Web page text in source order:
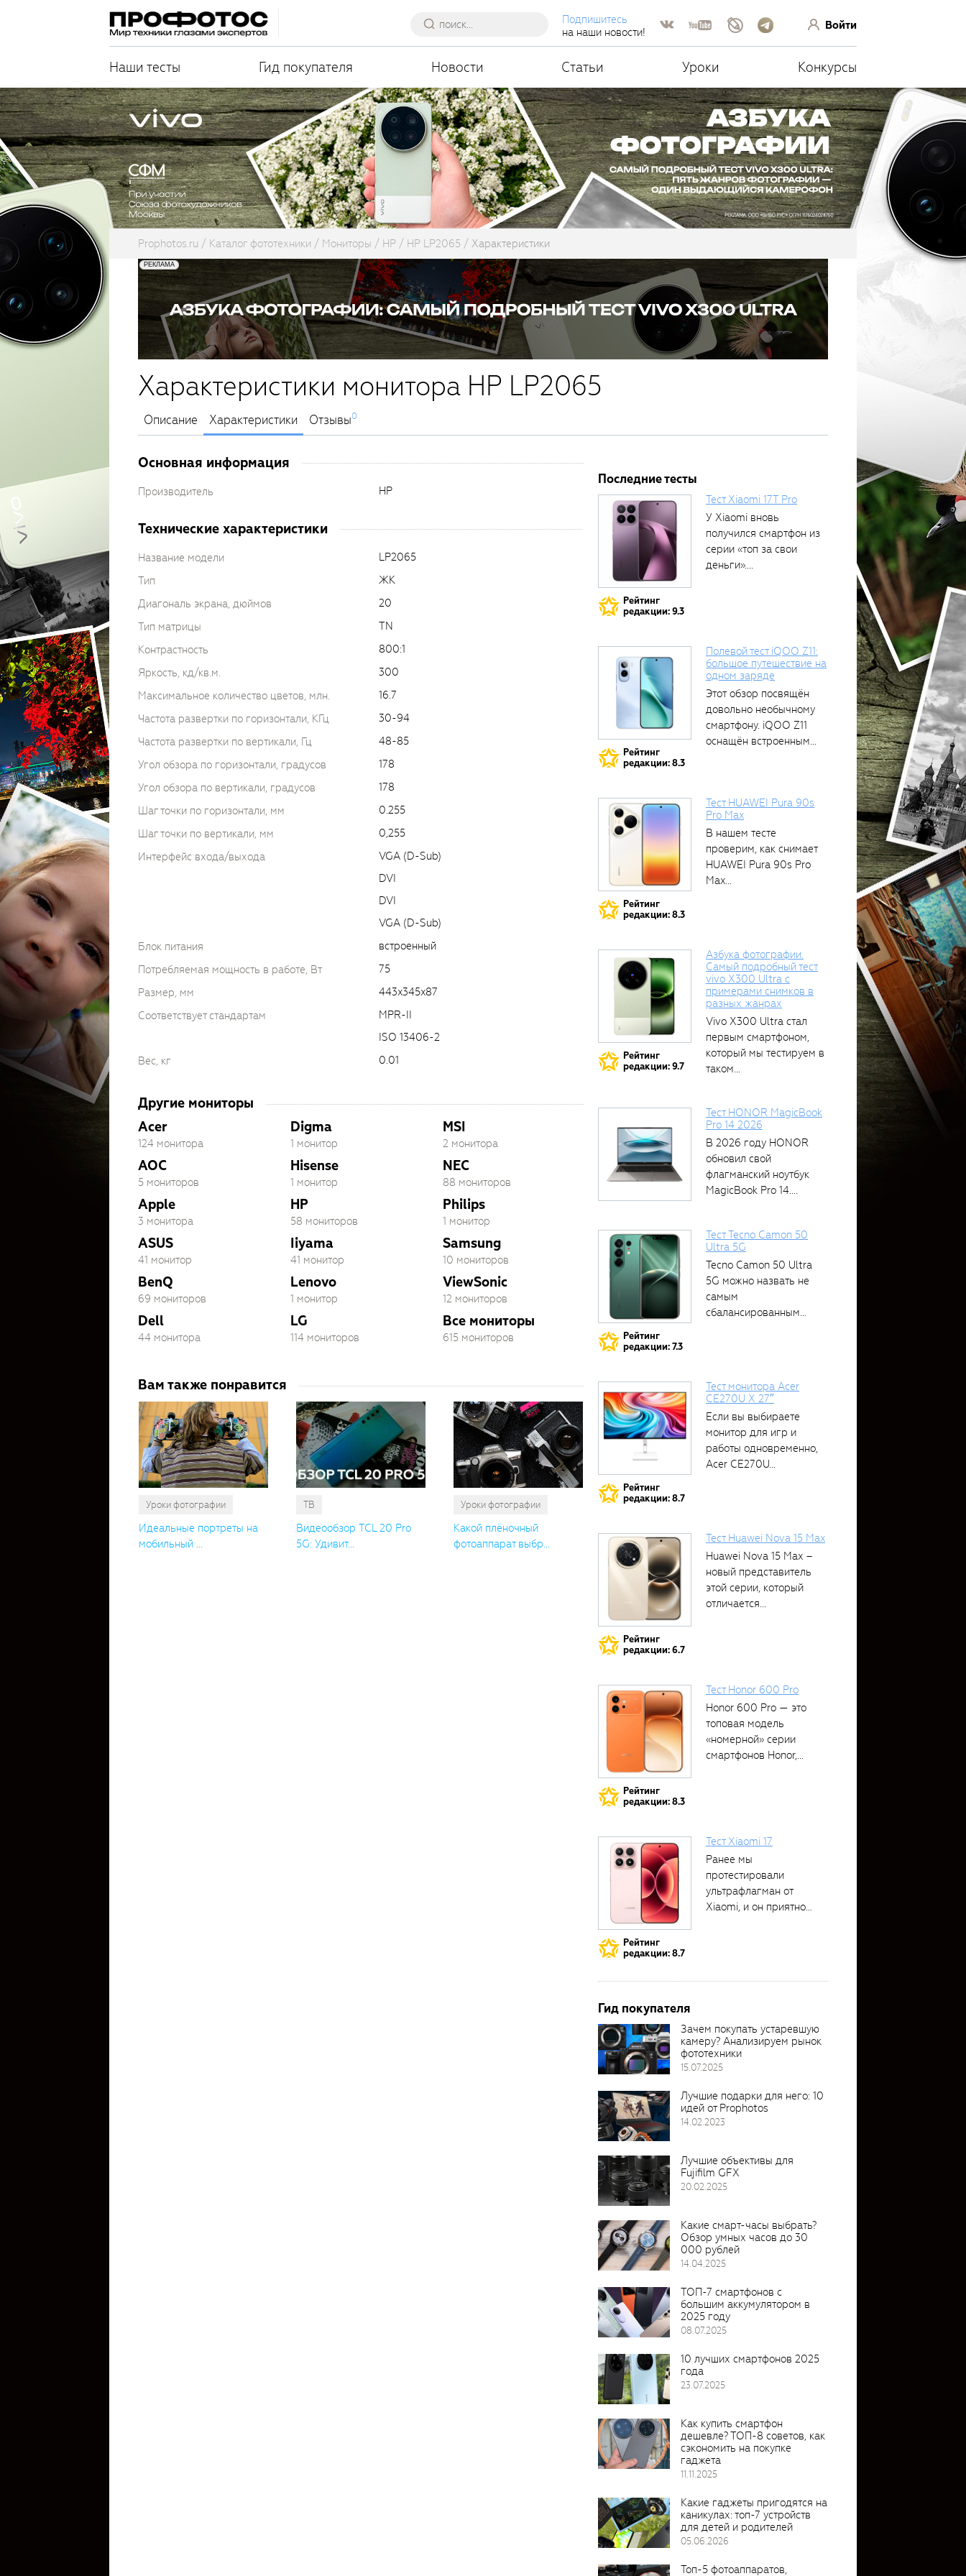
Подпишитесь
на наши новости!
Войти
Наши тесты Гид покупателя Новости Статьи Уроки Конкурсы
Prophotos.ru Каталог фототехники Мониторы HP HP LP2065 Характеристики
Характеристики монитора HP LP2065
Описание Характеристики Отзывы0
Основная информация
Производитель HP
Технические характеристики
Название модели
LP2065
Тип
ЖК
Диагональ экрана, дюймов
20
Тип матрицы
TN
Контрастность
800:1
Яркость, кд/кв.м.
300
Максимальное количество цветов, млн.
16.7
Частота развертки по горизонтали, КГц
30-94
Частота развертки по вертикали, Гц
48-85
Угол обзора по горизонтали, градусов
178
Угол обзора по вертикали, градусов
178
Шаг точки по горизонтали, мм
0.255
Шаг точки по вертикали, мм
0,255
Интерфейс входа/выхода
VGA (D-Sub)
DVI
DVI
VGA (D-Sub)
Блок питания
встроенный
Потребляемая мощность в работе, Вт
75
Размер, мм
443x345x87
Соответствует стандартам
MPR-II
ISO 13406-2
Вес, кг
0.01
Другие мониторы
Acer
124 монитора
AOC
5 мониторов
Apple
3 монитора
ASUS
41 монитор
BenQ
69 мониторов
Dell
44 монитора
Digma
1 монитор
Hisense
1 монитор
HP
58 мониторов
Iiyama
41 монитор
Lenovo
1 монитор
LG
114 мониторов
MSI
2 монитора
NEC
88 мониторов
Philips
1 монитор
Samsung
10 мониторов
ViewSonic
12 мониторов
Все мониторы
615 мониторов
Вам также понравится
Уроки фотографии
Идеальные портреты на
мобильный ...
ТВ
Видеообзор TCL 20 Pro
5G: Удивит...
Уроки фотографии
Какой плёночный
фотоаппарат выбр...
Последние тесты
Рейтинг
редакции: 9.3
Тест Xiaomi 17T Pro
У Xiaomi вновь
получился смартфон из
серии «топ за свои
деньги»....
Рейтинг
редакции: 8.3
Полевой тест iQOO Z11:
большое путешествие на
одном заряде
Этот обзор посвящён
довольно необычному
смартфону. iQOO Z11
оснащён встроенным
Рейтинг
редакции: 8.3
Тест HUAWEI Pura 90s
Pro Max
В нашем тесте
проверим, как снимает
HUAWEI Pura 90s Pro
Max...
Рейтинг
редакции: 9.7
Азбука фотографии.
Самый подробный тест
vivo X300 Ultra с
примерами снимков в
разных жанрах
Vivo X300 Ultra стал
первым смартфоном,
который мы тестируем в
таком...
Тест HONOR MagicBook
Pro 14 2026
В 2026 году HONOR
обновил свой
флагманский ноутбук
MagicBook Pro 14....
Рейтинг
редакции: 7.3
Тест Tecno Camon 50
Ultra 5G
Tecno Camon 50 Ultra
5G можно назвать не
самым
сбалансированным
Рейтинг
редакции: 8.7
Тест монитора Acer
CE270U X 27″
Если вы выбираете
монитор для игр и
работы одновременно,
Acer CE270U...
Рейтинг
редакции: 6.7
Тест Huawei Nova 15 Max
Huawei Nova 15 Max –
новый представитель
этой серии, который
отличается...
Рейтинг
редакции: 8.3
Тест Honor 600 Pro
Honor 600 Pro — это
топовая модель
«номерной» серии
смартфонов Honor,...
Рейтинг
редакции: 8.7
Тест Xiaomi 17
Ранее мы
протестировали
ультрафлагман от
Xiaomi, и он приятно
Гид покупателя
Зачем покупать устаревшую
камеру? Анализируем рынок
фототехники
15.07.2025
Лучшие подарки для него: 10
идей от Prophotos
14.02.2023
Лучшие объективы для
Fujifilm GFX
20.02.2025
Какие смарт-часы выбрать?
Обзор умных часов до 30
000 рублей
14.04.2025
ТОП-7 смартфонов с
большим аккумулятором в
2025 году
08.07.2025
10 лучших смартфонов 2025
года
23.07.2025
Как купить смартфон
дешевле? ТОП-8 советов, как
сэкономить на покупке
гаджета
11.11.2025
Какие гаджеты пригодятся на
каникулах: топ-7 устройств
для детей и родителей
05.06.2026
Топ-5 фотоаппаратов,